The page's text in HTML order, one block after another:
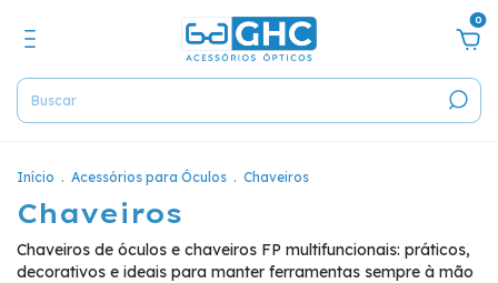
0
Início . Acessórios para Óculos . Chaveiros
Chaveiros
Chaveiros de óculos e chaveiros FP multifuncionais: práticos,
decorativos e ideais para manter ferramentas sempre à mão